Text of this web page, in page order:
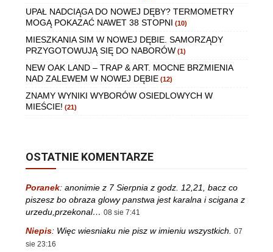
UPAŁ NADCIĄGA DO NOWEJ DĘBY? TERMOMETRY
MOGĄ POKAZAĆ NAWET 38 STOPNI (10)
MIESZKANIA SIM W NOWEJ DĘBIE. SAMORZĄDY
PRZYGOTOWUJĄ SIĘ DO NABORÓW (1)
NEW OAK LAND – TRAP & ART. MOCNE BRZMIENIA
NAD ZALEWEM W NOWEJ DĘBIE (12)
ZNAMY WYNIKI WYBORÓW OSIEDLOWYCH W
MIEŚCIE! (21)
OSTATNIE KOMENTARZE
Poranek: anonimie z 7 Sierpnia z godz. 12,21, bacz co
piszesz bo obraza glowy panstwa jest karalna i scigana z
urzedu,przekonal… 08 sie 7:41
Niepis: Więc wiesniaku nie pisz w imieniu wszystkich.
07
sie 23:16